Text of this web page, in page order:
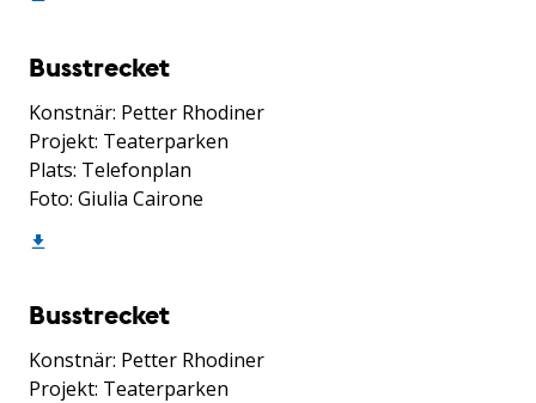
Busstrecket
Konstnär: Petter Rhodiner
Projekt: Teaterparken
Plats: Telefonplan
Foto: Giulia Cairone
Busstrecket
Konstnär: Petter Rhodiner
Projekt: Teaterparken